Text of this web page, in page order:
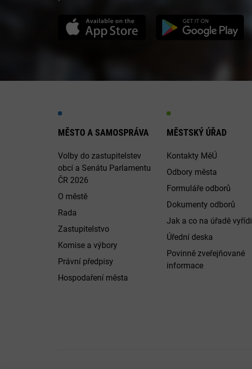
MĚSTO A SAMOSPRÁVA
Volby do zastupitelstev
obcí a Senátu Parlamentu
ČR 2026
O městě
Rada
Zastupitelstvo
Komise a výbory
Právní předpisy
Hospodaření města
MĚSTSKÝ ÚŘAD
Kontakty MěÚ
Odbory města
Formuláře odborů
Dokumenty odborů
Jak a co na úřadě
Úřední deska
Povinně zveřejňované
informace